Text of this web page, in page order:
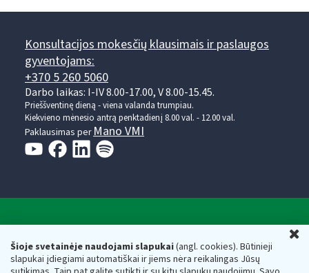
Šioje svetainėje naudojami slapukai(angl. cookies). Būtinieji
slapukai įdiegiami automatiškai ir jiems nėra reikalingas Jūsų
Konsultacijos mokesčių klausimais ir paslaugos
gyventojams:
+370 5 260 5060
Darbo laikas: I-IV 8.00-17.00, V 8.00-15.45.
Prieššventinę dieną - viena valanda trumpiau.
Kiekvieno mėnesio antrą penktadienį 8.00 val. - 12.00 val.
Paklausimas perMano VMI
Valstybinė mokesčių inspekcija prie Lietuvos
Respublikos finansų ministerijos
Biudžetinė įstaiga. Juridinio asmens kodas — 188659752,